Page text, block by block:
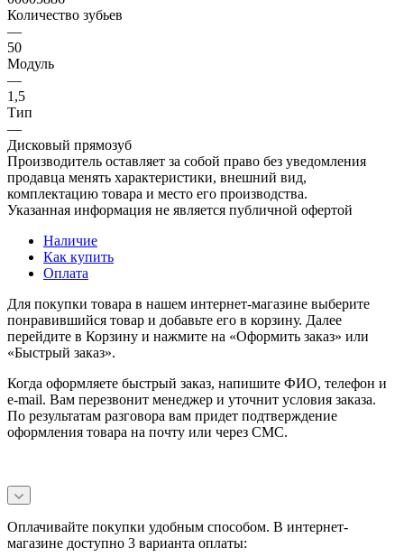
Количество зубьев
—
50
Модуль
—
1,5
Тип
—
Дисковый прямозуб
Производитель оставляет за собой право без уведомления
продавца менять характеристики, внешний вид,
комплектацию товара и место его производства.
Указанная информация не является публичной офертой
Наличие
Как купить
Оплата
Для покупки товара в нашем интернет-магазине выберите
понравившийся товар и добавьте его в корзину. Далее
перейдите в Корзину и нажмите на «Оформить заказ» или
«Быстрый заказ».
Когда оформляете быстрый заказ, напишите ФИО, телефон и
e-mail. Вам перезвонит менеджер и уточнит условия заказа.
По результатам разговора вам придет подтверждение
оформления товара на почту или через СМС.
Оплачивайте покупки удобным способом. В интернет-
магазине доступно 3 варианта оплаты: